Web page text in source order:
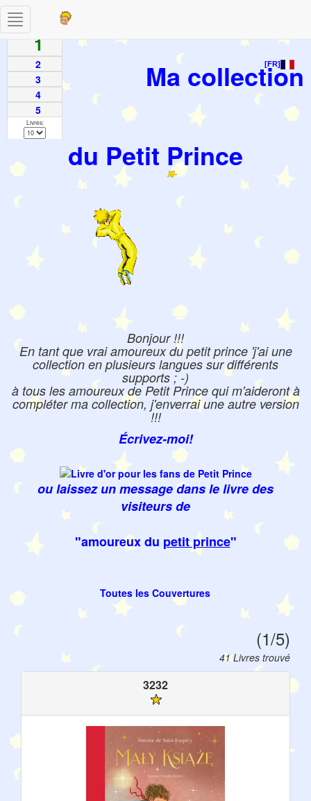
[FR]
Ma collection
du Petit Prince
Bonjour !!!
En tant que vrai amoureux du petit prince 'j'ai une
collection en plusieurs langues sur différents
supports ; -)
à tous les amoureux de Petit Prince qui m'aideront à
compléter ma collection, j'enverrai une autre version
!!!
Écrivez-moi!
ou laissez un message dans le livre des
visiteurs de
"amoureux du petit prince"
Toutes les Couvertures
Toggle
navigation
(1/5)
41 Livres trouvé
Pages
1
2
3
4
5
Livres:
3232